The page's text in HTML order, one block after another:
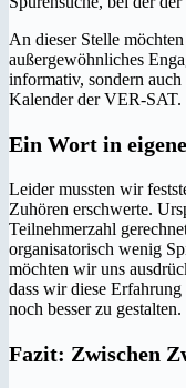
An dieser Stelle
außergewöhnliches
informativ, sondern
Kalender der VER-SAT.
Ein Wort in
Leider mussten wir
Zuhören erschwerte.
Teilnehmerzahl
organisatorisch wenig
möchten wir uns
dass wir diese
noch besser zu gestalten.
Fazit: Zwischen